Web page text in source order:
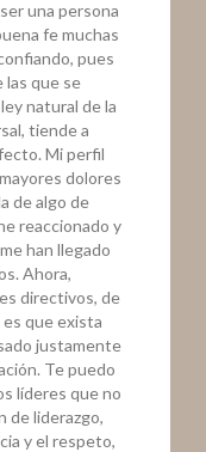
una persona
fe muchas
pues
las que se
natural de la
tiende a
Mi perfil
dolores
de algo de
reaccionado y
han llegado
Ahora,
directivos, de
es que exista
justamente
Te puedo
líderes que no
de liderazgo,
y el respeto,